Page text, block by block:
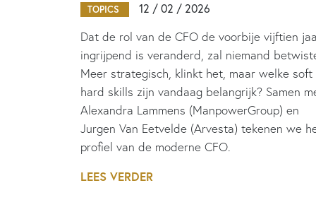
TOPICS 12 / 02 / 2026
Dat de rol van de CFO de voorbije vijftien
ingrijpend is veranderd, zal niemand
Meer strategisch, klinkt het, maar welke soft
hard skills zijn vandaag belangrijk? Samen
Alexandra Lammens (ManpowerGroup) en
Jurgen Van Eetvelde (Arvesta) tekenen we
profiel van de moderne CFO.
LEES VERDER